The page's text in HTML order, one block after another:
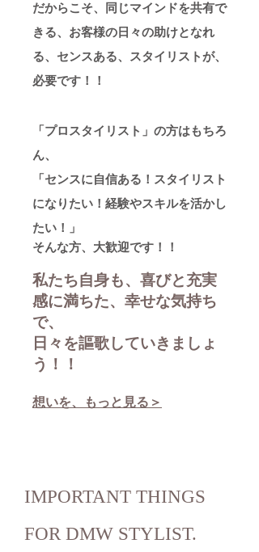
だからこそ、同じマインドを共有で
きる、お客様の日々の助けとなれ
る、センスある、スタイリストが、
必要です！！
「プロスタイリスト」の方はもちろ
ん、
「センスに自信ある！スタイリスト
になりたい！経験やスキルを活かし
たい！」
​そんな方、大歓迎です！！
私たち自身も、喜びと充実
感に満ちた、幸せな気持ち
で、
日々を謳歌していきましょ
う！！
想いを、もっと見る＞
IMPORTANT THINGS
FOR DMW STYLIST.